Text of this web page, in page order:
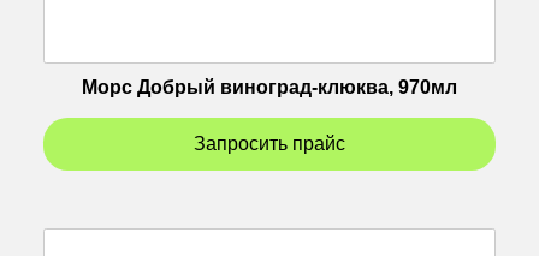
Морс Добрый виноград-клюква, 970мл
Запросить прайс